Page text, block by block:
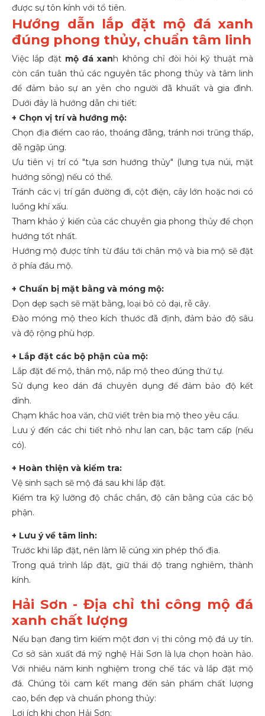
được sự tôn kính với tổ tiên.
Hướng dẫn lắp đặt mộ đá xanh
đúng phong thủy, chuẩn tâm linh
Việc lắp đặt mộ đá xanh không chỉ đòi hỏi kỹ thuật mà
còn cần tuân thủ các nguyên tắc phong thủy và tâm linh
để đảm bảo sự an yên cho người đã khuất và gia đình.
Dưới đây là hướng dẫn chi tiết:
+ Chọn vị trí và hướng mộ:
Chọn địa điểm cao ráo, thoáng đãng, tránh nơi trũng thấp,
dễ ngập úng.
Ưu tiên vị trí có "tựa sơn hướng thủy" (lưng tựa núi, mặt
hướng sông) nếu có thể.
Tránh các vị trí gần đường đi, cột điện, cây lớn hoặc nơi có
luồng khí xấu.
Tham khảo ý kiến của các chuyên gia phong thủy để chọn
hướng tốt nhất.
Hướng mộ được tính từ đầu tới chân mộ và bia mộ sẽ đặt
ở phía đầu mộ.
+ Chuẩn bị mặt bằng và móng mộ:
Dọn dẹp sạch sẽ mặt bằng, loại bỏ cỏ dại, rễ cây.
Đào móng mộ theo kích thước đã định, đảm bảo độ sâu
và độ rộng phù hợp.
+ Lắp đặt các bộ phận của mộ:
Lắp đặt đế mộ, thân mộ, nắp mộ theo đúng thứ tự.
Sử dụng keo dán đá chuyên dụng để đảm bảo độ kết
dính.
Chạm khắc hoa văn, chữ viết trên bia mộ theo yêu cầu.
Lưu ý đến các chi tiết nhỏ như lan can, bậc tam cấp (nếu
có).
+ Hoàn thiện và kiểm tra:
Vệ sinh sạch sẽ mộ đá sau khi lắp đặt.
Kiểm tra kỹ lưỡng độ chắc chắn, độ cân bằng của các bộ
phận.
+ Lưu ý về tâm linh:
Trước khi lắp đặt, nên làm lễ cúng xin phép thổ địa.
Trong quá trình lắp đặt, giữ thái độ trang nghiêm, thành
kính.
Hải Sơn - Địa chỉ thi công mộ đá
xanh chất lượng
Nếu bạn đang tìm kiếm một đơn vị thi công mộ đá uy tín.
Cơ sở sản xuất đá mỹ nghệ Hải Sơn là lựa chọn hoàn hảo.
Với nhiều năm kinh nghiệm trong chế tác và lắp đặt mộ
đá. Chúng tôi cam kết mang đến sản phẩm chất lượng
cao, bền đẹp và chuẩn phong thủy:
Lợi ích khi chọn Hải Sơn: